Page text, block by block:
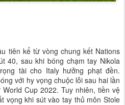
tiên kể từ vòng chung kết Nations
40, sau khi bóng chạm tay Nikola
tài cho Italy hưởng phạt đền.
với hy vọng chuộc lỗi sau hai lần
Cup 2022. Tuy nhiên, tiền vệ
vọng khi sút vào tay thủ môn Stole